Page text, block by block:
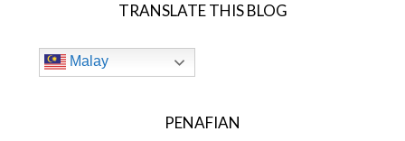
TRANSLATE THIS BLOG
Malay
PENAFIAN